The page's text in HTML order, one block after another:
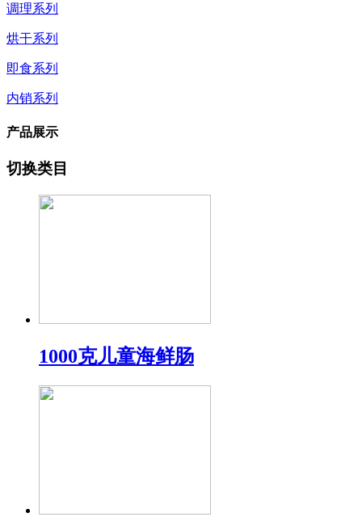
调理系列
烘干系列
即食系列
内销系列
产品展示
切换类目
1000克儿童海鲜肠